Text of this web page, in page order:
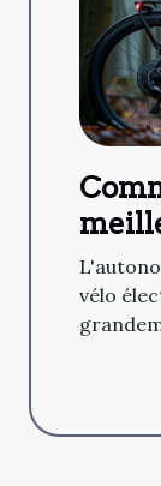
son
vélo